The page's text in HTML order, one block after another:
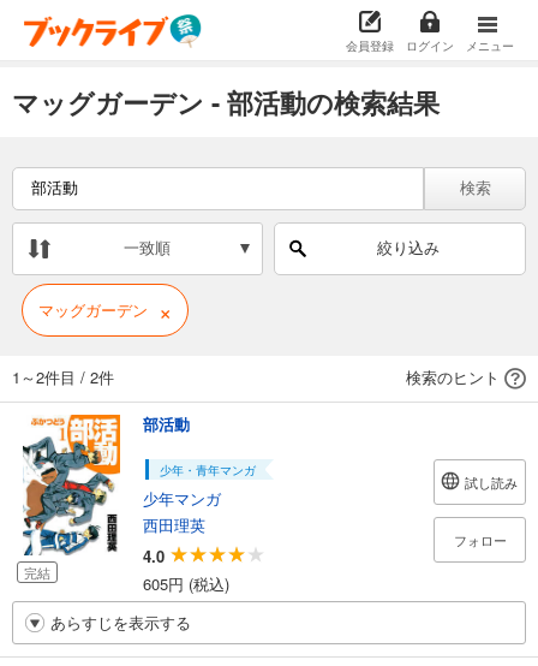
会員登録 ログイン メニュー
マッグガーデン - 部活動の検索結果
検索
一致順 絞り込み
マッグガーデン ×
1～2件目 / 2件 検索のヒント
完結
部活動
少年・青年マンガ
少年マンガ
西田理英
4.0
605円 (税込)
試し読み
フォロー
あらすじを表示する